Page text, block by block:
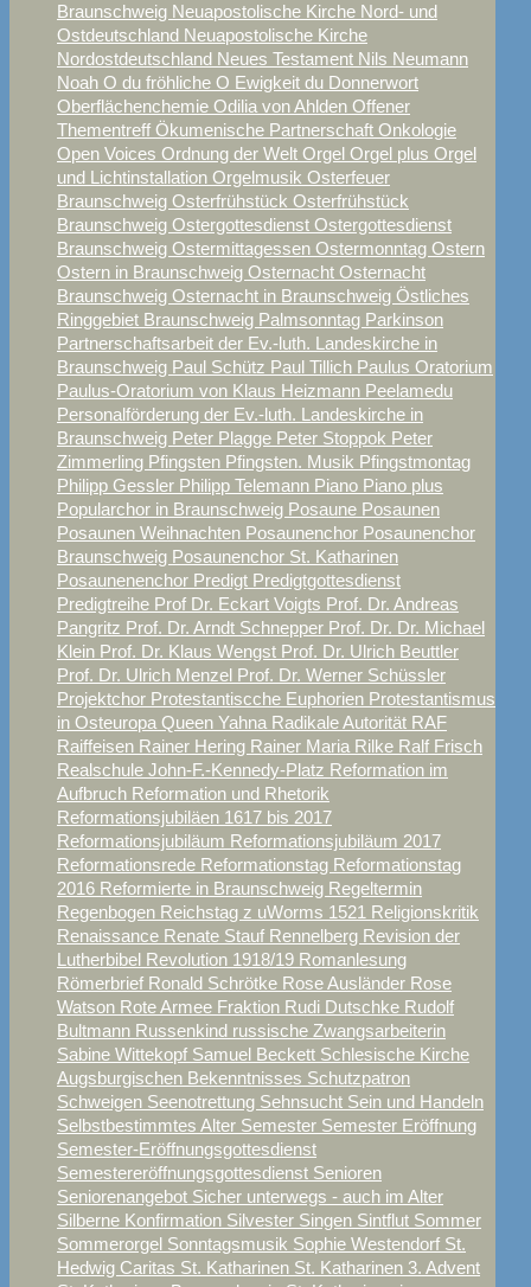
Braunschweig Neuapostolische Kirche Nord- und
Ostdeutschland Neuapostolische Kirche
Nordostdeutschland Neues Testament Nils Neumann
Noah O du fröhliche O Ewigkeit du Donnerwort
Oberflächenchemie Odilia von Ahlden Offener
Thementreff Ökumenische Partnerschaft Onkologie
Open Voices Ordnung der Welt Orgel Orgel plus Orgel
und Lichtinstallation Orgelmusik Osterfeuer
Braunschweig Osterfrühstück Osterfrühstück
Braunschweig Ostergottesdienst Ostergottesdienst
Braunschweig Ostermittagessen Ostermonntag Ostern
Ostern in Braunschweig Osternacht Osternacht
Braunschweig Osternacht in Braunschweig Östliches
Ringgebiet Braunschweig Palmsonntag Parkinson
Partnerschaftsarbeit der Ev.-luth. Landeskirche in
Braunschweig Paul Schütz Paul Tillich Paulus Oratorium
Paulus-Oratorium von Klaus Heizmann Peelamedu
Personalförderung der Ev.-luth. Landeskirche in
Braunschweig Peter Plagge Peter Stoppok Peter
Zimmerling Pfingsten Pfingsten. Musik Pfingstmontag
Philipp Gessler Philipp Telemann Piano Piano plus
Popularchor in Braunschweig Posaune Posaunen
Posaunen Weihnachten Posaunenchor Posaunenchor
Braunschweig Posaunenchor St. Katharinen
Posaunenenchor Predigt Predigtgottesdienst
Predigtreihe Prof Dr. Eckart Voigts Prof. Dr. Andreas
Pangritz Prof. Dr. Arndt Schnepper Prof. Dr. Dr. Michael
Klein Prof. Dr. Klaus Wengst Prof. Dr. Ulrich Beuttler
Prof. Dr. Ulrich Menzel Prof. Dr. Werner Schüssler
Projektchor Protestantiscche Euphorien Protestantismus
in Osteuropa Queen Yahna Radikale Autorität RAF
Raiffeisen Rainer Hering Rainer Maria Rilke Ralf Frisch
Realschule John-F.-Kennedy-Platz Reformation im
Aufbruch Reformation und Rhetorik
Reformationsjubiläen 1617 bis 2017
Reformationsjubiläum Reformationsjubiläum 2017
Reformationsrede Reformationstag Reformationstag
2016 Reformierte in Braunschweig Regeltermin
Regenbogen Reichstag z uWorms 1521 Religionskritik
Renaissance Renate Stauf Rennelberg Revision der
Lutherbibel Revolution 1918/19 Romanlesung
Römerbrief Ronald Schrötke Rose Ausländer Rose
Watson Rote Armee Fraktion Rudi Dutschke Rudolf
Bultmann Russenkind russische Zwangsarbeiterin
Sabine Wittekopf Samuel Beckett Schlesische Kirche
Augsburgischen Bekenntnisses Schutzpatron
Schweigen Seenotrettung Sehnsucht Sein und Handeln
Selbstbestimmtes Alter Semester Semester Eröffnung
Semester-Eröffnungsgottesdienst
Semestereröffnungsgottesdienst Senioren
Seniorenangebot Sicher unterwegs - auch im Alter
Silberne Konfirmation Silvester Singen Sintflut Sommer
Sommerorgel Sonntagsmusik Sophie Westendorf St.
Hedwig Caritas St. Katharinen St. Katharinen 3. Advent